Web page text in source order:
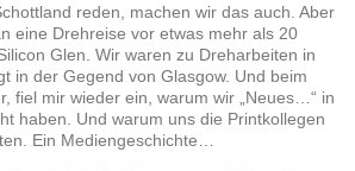
reden, machen wir das auch. Aber
eine Drehreise vor etwas mehr als 20
Glen. Wir waren zu Dreharbeiten in
in der Gegend von Glasgow. Und beim
fiel mir wieder ein, warum wir „Neues…“ in
haben. Und warum uns die Printkollegen
Ein Mediengeschichte…